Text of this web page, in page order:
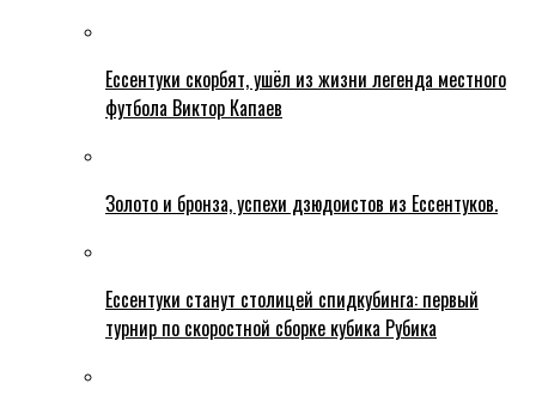
Ессентуки скорбят, ушёл из жизни легенда местного
футбола Виктор Капаев
Золото и бронза, успехи дзюдоистов из Ессентуков.
Ессентуки станут столицей спидкубинга: первый
турнир по скоростной сборке кубика Рубика